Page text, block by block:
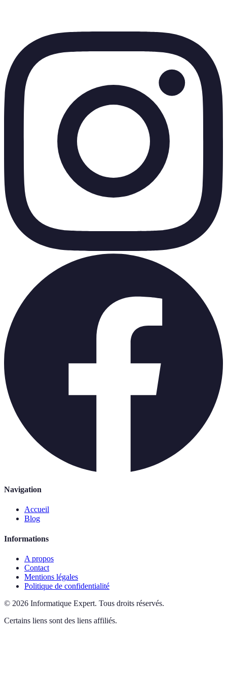
Navigation
Accueil
Blog
Informations
A propos
Contact
Mentions légales
Politique de confidentialité
© 2026 Informatique Expert. Tous droits réservés.
Certains liens sont des liens affiliés.